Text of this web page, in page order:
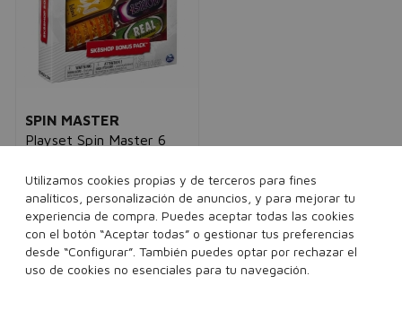
SPIN MASTER
Playset Spin Master 6
niños
28,95€ 20,95€
1 unidades
Utilizamos cookies propias y de terceros para fines
analíticos, personalización de anuncios, y para mejorar tu
experiencia de compra. Puedes aceptar todas las cookies
con el botón “Aceptar todas” o gestionar tus preferencias
desde “Configurar”. También puedes optar por rechazar el
uso de cookies no esenciales para tu navegación.